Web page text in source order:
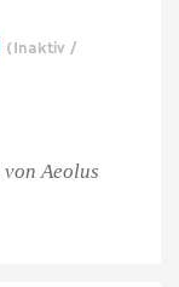
(Inaktiv /
Aeolus